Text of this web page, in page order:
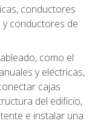
conductores
conductores de
como el
y eléctricas,
cajas
del edificio,
e instalar una